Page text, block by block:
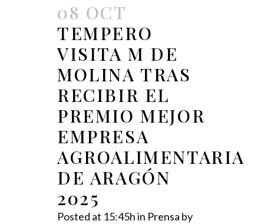
08 OCT
TEMPERO
VISITA M DE
MOLINA TRAS
RECIBIR EL
PREMIO MEJOR
EMPRESA
AGROALIMENTARIA
DE ARAGÓN
2025
Posted at 15:45hin Prensa by